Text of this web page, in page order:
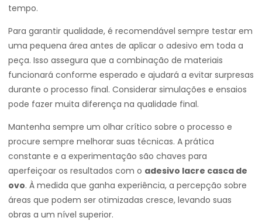
tempo.
Para garantir qualidade, é recomendável sempre testar em
uma pequena área antes de aplicar o adesivo em toda a
peça. Isso assegura que a combinação de materiais
funcionará conforme esperado e ajudará a evitar surpresas
durante o processo final. Considerar simulações e ensaios
pode fazer muita diferença na qualidade final.
Mantenha sempre um olhar crítico sobre o processo e
procure sempre melhorar suas técnicas. A prática
constante e a experimentação são chaves para
aperfeiçoar os resultados com o adesivo lacre casca de
ovo. À medida que ganha experiência, a percepção sobre
áreas que podem ser otimizadas cresce, levando suas
obras a um nível superior.